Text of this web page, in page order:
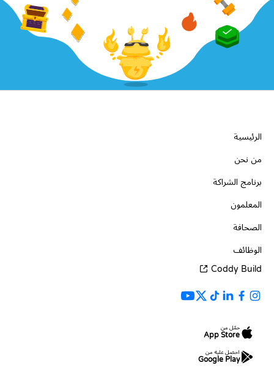
الرئيسية
من نحن
برنامج الشراكة
المعلمون
الصحافة
الوظائف
Coddy Build
حمّل من
App Store
احصل عليه من
Google Play